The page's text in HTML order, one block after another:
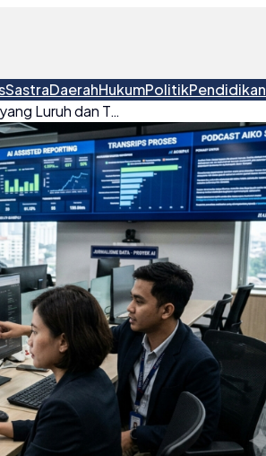
SastraDaerahHukumPolitikPendidikan
AI di Ruang Redaksi: Perdebatan yang Luruh dan Tantangan Menjaga Mutu